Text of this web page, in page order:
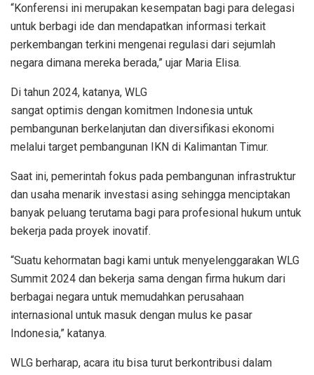
“Konferensi ini merupakan kesempatan bagi para delegasi
untuk berbagi ide dan mendapatkan informasi terkait
perkembangan terkini mengenai regulasi dari sejumlah
negara dimana mereka berada,” ujar Maria Elisa.
Di tahun 2024, katanya, WLG
sangat optimis dengan komitmen Indonesia untuk
pembangunan berkelanjutan dan diversifikasi ekonomi
melalui target pembangunan IKN di Kalimantan Timur.
Saat ini, pemerintah fokus pada pembangunan infrastruktur
dan usaha menarik investasi asing sehingga menciptakan
banyak peluang terutama bagi para profesional hukum untuk
bekerja pada proyek inovatif.
“Suatu kehormatan bagi kami untuk menyelenggarakan WLG
Summit 2024 dan bekerja sama dengan firma hukum dari
berbagai negara untuk memudahkan perusahaan
internasional untuk masuk dengan mulus ke pasar
Indonesia,” katanya.
WLG berharap, acara itu bisa turut berkontribusi dalam